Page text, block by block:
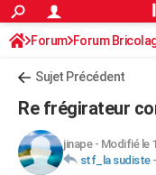
ACTUALITÉS
Politique
Société
Faits Divers
Education
Monde
Villes
+
FINANCE
Retraite
Impôts
Epargne
Immobilier
Risques naturels par ville
Banque
Assurance
Crédit
AUTO
Forum Forum
Sujet Précédent
Re frégirateur
jinape- Modifié le
stf_la sudiste-